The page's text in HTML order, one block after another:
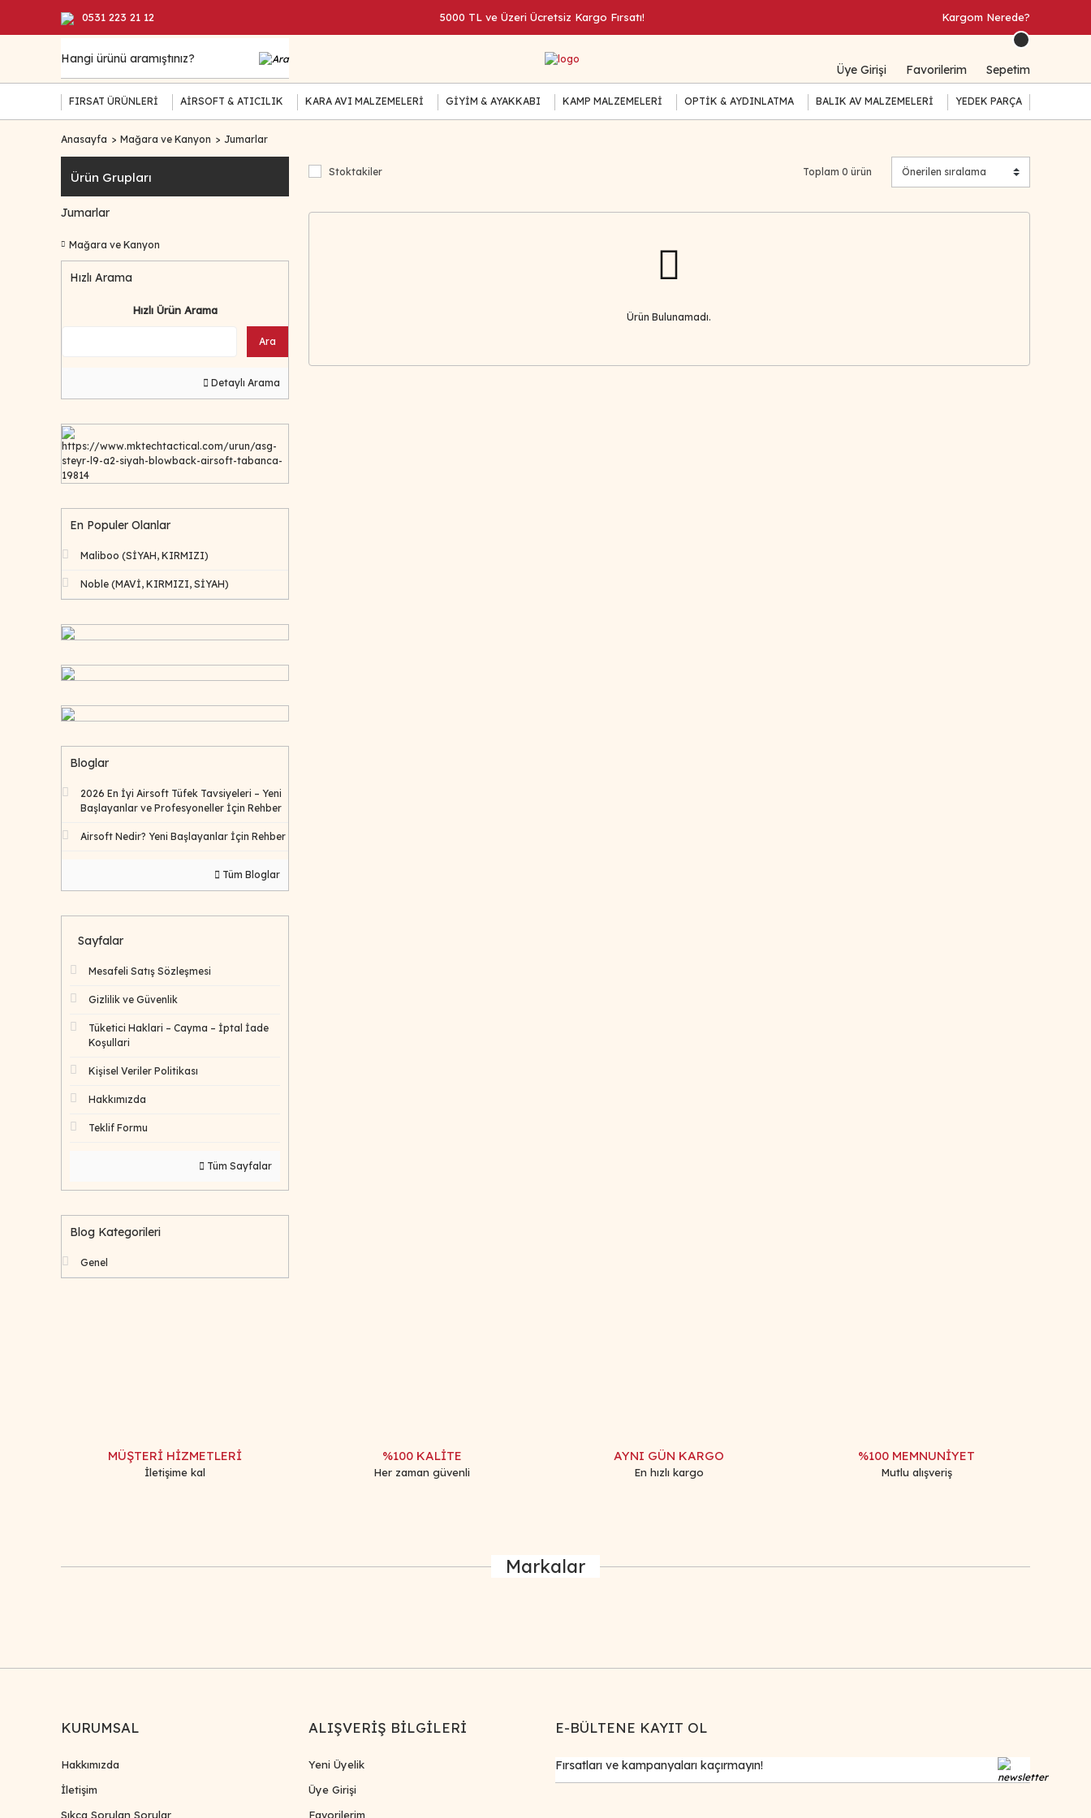
0531 223 21 12 5000 TL ve Üzeri Ücretsiz Kargo Fırsatı! Kargom Nerede?
Üye Girişi Favorilerim Sepetim
FIRSAT ÜRÜNLERİ AİRSOFT & ATICILIK KARA AVI MALZEMELERİ GİYİM & AYAKKABI KAMP MALZEMELERİ OPTİK & AYDINLATMA BALIK AV MALZEMELERİ YEDEK PARÇA
Anasayfa Mağara ve Kanyon Jumarlar
Ürün Grupları
Jumarlar
Mağara ve Kanyon
Hızlı Arama
Hızlı Ürün Arama
Ara
Detaylı Arama
https://www.mktechtactical.com/urun/asg-
steyr-l9-a2-siyah-blowback-airsoft-tabanca-
19814
En Populer Olanlar
Maliboo (SİYAH, KIRMIZI)
Noble (MAVİ, KIRMIZI, SİYAH)
Bloglar
2026 En İyi Airsoft Tüfek Tavsiyeleri – Yeni
Başlayanlar ve Profesyoneller İçin Rehber
Airsoft Nedir? Yeni Başlayanlar İçin Rehber
Tüm Bloglar
Sayfalar
Mesafeli Satış Sözleşmesi
Gizlilik ve Güvenlik
Tüketici Haklari – Cayma – İptal İade
Koşullari
Kişisel Veriler Politikası
Hakkımızda
Teklif Formu
Tüm Sayfalar
Blog Kategorileri
Genel
Stoktakiler Toplam 0 ürün
Ürün Bulunamadı.
MÜŞTERİ HİZMETLERİ
İletişime kal
%100 KALİTE
Her zaman güvenli
AYNI GÜN KARGO
En hızlı kargo
%100 MEMNUNİYET
Mutlu alışveriş
Markalar
KURUMSAL
Hakkımızda
İletişim
Sıkça Sorulan Sorular
ALIŞVERİŞ BİLGİLERİ
Yeni Üyelik
Üye Girişi
Favorilerim
E-BÜLTENE KAYIT OL